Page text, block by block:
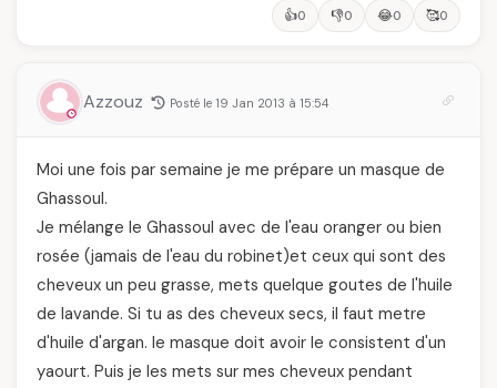
👍0 👎0 😂0 🥰0
Azzouz Posté le 19 Jan 2013 à 15:54
Moi une fois par semaine je me prépare un masque de
Ghassoul.
Je mélange le Ghassoul avec de l'eau oranger ou bien
rosée (jamais de l'eau du robinet)et ceux qui sont des
cheveux un peu grasse, mets quelque goutes de l'huile
de lavande. Si tu as des cheveux secs, il faut metre
d'huile d'argan. le masque doit avoir le consistent d'un
yaourt. Puis je les mets sur mes cheveux pendant